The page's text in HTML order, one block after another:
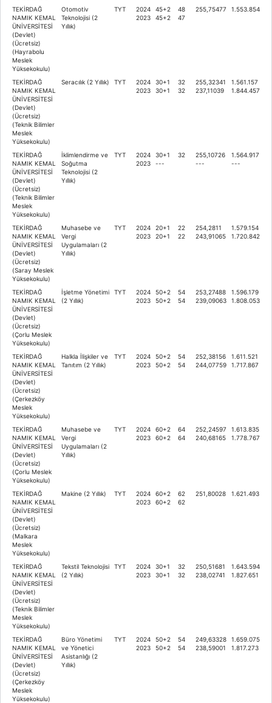
TEKİRDAĞ
NAMIK KEMAL
ÜNİVERSİTESİ
(Devlet)
(Ücretsiz)
(Hayrabolu
Meslek
Yüksekokulu)
Otomotiv
Teknolojisi (2
Yıllık)
TYT
2024
2023
45+2
45+2
48
47
255,75477 1.553.854
TEKİRDAĞ
NAMIK KEMAL
ÜNİVERSİTESİ
(Devlet)
(Ücretsiz)
(Teknik Bilimler
Meslek
Yüksekokulu)
Seracılık (2 Yıllık) TYT
2024
2023
30+1
30+1
32
32
255,32341
237,11039
1.561.157
1.844.457
TEKİRDAĞ
NAMIK KEMAL
ÜNİVERSİTESİ
(Devlet)
(Ücretsiz)
(Teknik Bilimler
Meslek
Yüksekokulu)
İklimlendirme ve
Soğutma
Teknolojisi (2
Yıllık)
TYT
2024
2023
30+1
---
32
255,10726
---
1.564.917
---
TEKİRDAĞ
NAMIK KEMAL
ÜNİVERSİTESİ
(Devlet)
(Ücretsiz)
(Saray Meslek
Yüksekokulu)
Muhasebe ve
Vergi
Uygulamaları (2
Yıllık)
TYT
2024
2023
20+1
20+1
22
22
254,2811
243,91065
1.579.154
1.720.842
TEKİRDAĞ
NAMIK KEMAL
ÜNİVERSİTESİ
(Devlet)
(Ücretsiz)
(Çorlu Meslek
Yüksekokulu)
İşletme Yönetimi
(2 Yıllık)
TYT
2024
2023
50+2
50+2
54
54
253,27488
239,09063
1.596.179
1.808.053
TEKİRDAĞ
NAMIK KEMAL
ÜNİVERSİTESİ
(Devlet)
(Ücretsiz)
(Çerkezköy
Meslek
Yüksekokulu)
Halkla İlişkiler ve
Tanıtım (2 Yıllık)
TYT
2024
2023
50+2
50+2
54
54
252,38156
244,07759
1.611.521
1.717.867
TEKİRDAĞ
NAMIK KEMAL
ÜNİVERSİTESİ
(Devlet)
(Ücretsiz)
(Çorlu Meslek
Yüksekokulu)
Muhasebe ve
Vergi
Uygulamaları (2
Yıllık)
TYT
2024
2023
60+2
60+2
64
64
252,24597
240,68165
1.613.835
1.778.767
TEKİRDAĞ
NAMIK KEMAL
ÜNİVERSİTESİ
(Devlet)
(Ücretsiz)
(Malkara
Meslek
Yüksekokulu)
Makine (2 Yıllık) TYT
2024
2023
60+2
60+2
62
62
251,80028 1.621.493
TEKİRDAĞ
NAMIK KEMAL
ÜNİVERSİTESİ
(Devlet)
(Ücretsiz)
(Teknik Bilimler
Meslek
Yüksekokulu)
Tekstil Teknolojisi
(2 Yıllık)
TYT
2024
2023
30+1
30+1
32
32
250,51681
238,02741
1.643.594
1.827.651
TEKİRDAĞ
NAMIK KEMAL
ÜNİVERSİTESİ
(Devlet)
(Ücretsiz)
(Çerkezköy
Meslek
Yüksekokulu)
Büro Yönetimi
ve Yönetici
Asistanlığı (2
Yıllık)
TYT
2024
2023
50+2
50+2
54
54
249,63328
238,59001
1.659.075
1.817.273